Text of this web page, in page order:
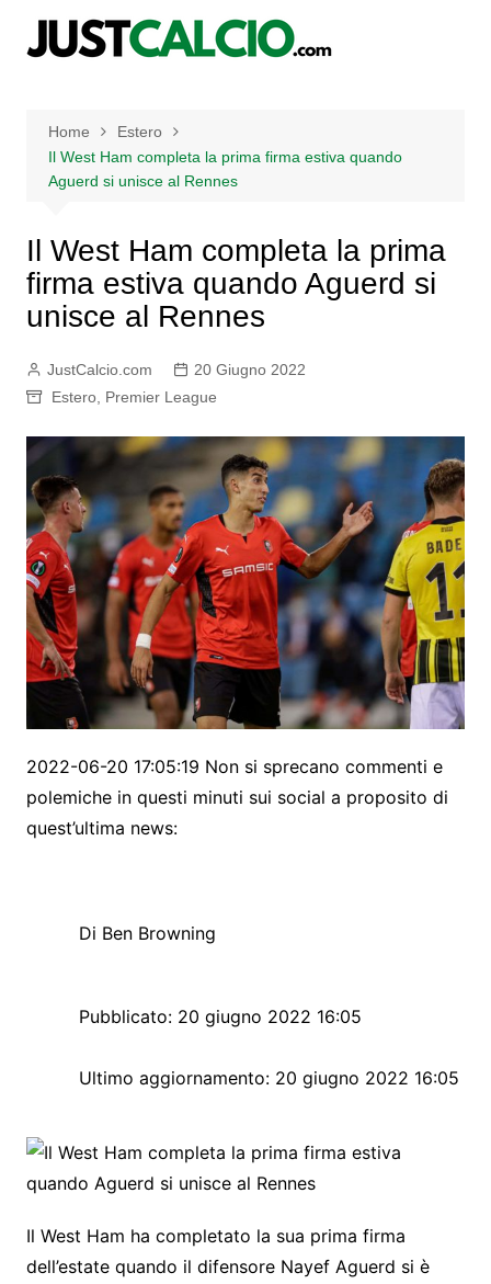
Home
Estero
Il West Ham completa la prima firma estiva quando
Aguerd si unisce al Rennes
Il West Ham completa la prima
firma estiva quando Aguerd si
unisce al Rennes
JustCalcio.com
20 Giugno 2022
Estero, Premier League
2022-06-20 17:05:19 Non si sprecano commenti e
polemiche in questi minuti sui social a proposito di
quest’ultima news:
Di Ben Browning
Pubblicato: 20 giugno 2022 16:05
Ultimo aggiornamento: 20 giugno 2022 16:05
Il West Ham ha completato la sua prima firma
dell’estate quando il difensore Nayef Aguerd si è